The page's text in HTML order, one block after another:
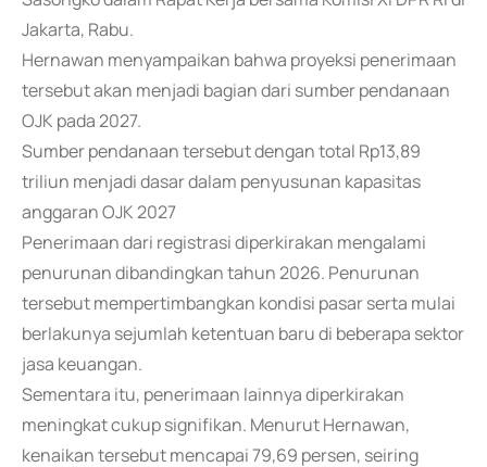
Jakarta, Rabu.
Hernawan menyampaikan bahwa proyeksi penerimaan
tersebut akan menjadi bagian dari sumber pendanaan
OJK pada 2027.
Sumber pendanaan tersebut dengan total Rp13,89
triliun menjadi dasar dalam penyusunan kapasitas
anggaran OJK 2027
Penerimaan dari registrasi diperkirakan mengalami
penurunan dibandingkan tahun 2026. Penurunan
tersebut mempertimbangkan kondisi pasar serta mulai
berlakunya sejumlah ketentuan baru di beberapa sektor
jasa keuangan.
Sementara itu, penerimaan lainnya diperkirakan
meningkat cukup signifikan. Menurut Hernawan,
kenaikan tersebut mencapai 79,69 persen, seiring